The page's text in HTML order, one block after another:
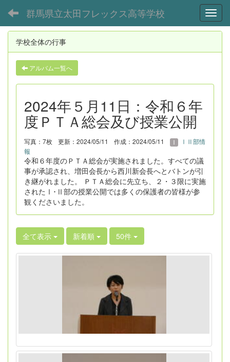
群馬県立太田フレックス高等学校
学校全体の行事
アルバム一覧へ
2024年５月11日：令和６年
度ＰＴＡ総会及び授業公開
写真：7枚 更新：2024/05/11 作成：2024/05/11
ⅠⅡ部情
報
令和６年度のＰＴＡ総会が実施されました。すべての議
事が承認され、増田会長から西川新会長へとバトンが引
き継がれました。 ＰＴＡ総会に先立ち、２・３限に実施
されたⅠ･Ⅱ部の授業公開では多くの保護者の皆様が参
観くださいました。
全て表示 新着順 50件